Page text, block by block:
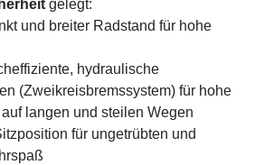
gelegt:
und breiter Radstand für hohe
hydraulische
(Zweikreisbremssystem) für hohe
langen und steilen Wegen
für ungetrübten und